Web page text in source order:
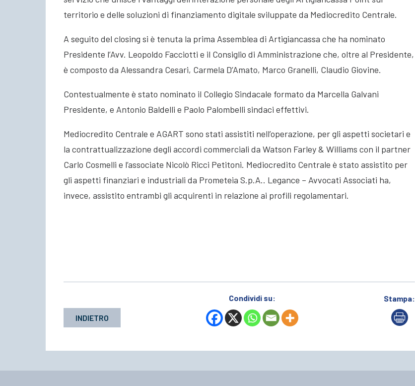
territorio e delle soluzioni di finanziamento digitale sviluppate da Mediocredito Centrale.
A seguito del closing si è tenuta la prima Assemblea di Artigiancassa che ha nominato
Presidente l’Avv. Leopoldo Facciotti e il Consiglio di Amministrazione che, oltre al Presidente,
è composto da Alessandra Cesari, Carmela D’Amato, Marco Granelli, Claudio Giovine.
Contestualmente è stato nominato il Collegio Sindacale formato da Marcella Galvani
Presidente, e Antonio Baldelli e Paolo Palombelli sindaci effettivi.
Mediocredito Centrale e AGART sono stati assistiti nell’operazione, per gli aspetti societari e
la contrattualizzazione degli accordi commerciali da Watson Farley & Williams con il partner
Carlo Cosmelli e l’associate Nicolò Ricci Petitoni. Mediocredito Centrale è stato assistito per
gli aspetti finanziari e industriali da Prometeia S.p.A.. Legance – Avvocati Associati ha,
invece, assistito entrambi gli acquirenti in relazione ai profili regolamentari.
INDIETRO
Condividi su: Stampa: